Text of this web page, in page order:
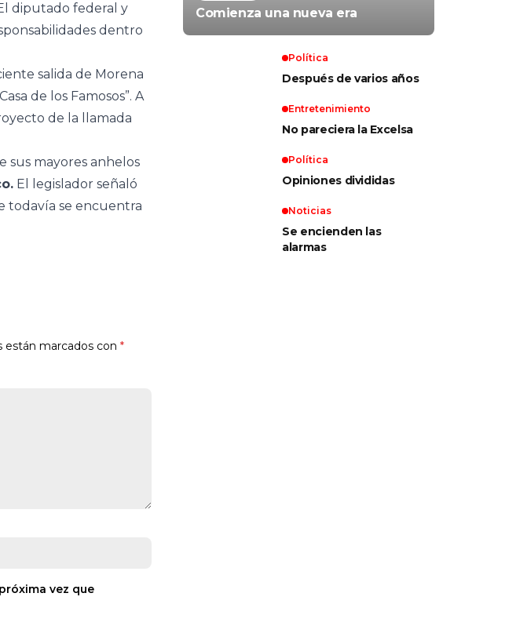
diputado federal y
dentro
salida de Morena
de los Famosos”. A
de la llamada
sus mayores anhelos
El legislador señaló
todavía se encuentra
están marcados con *
vez que
Comienza una nueva era
Política
Después de varios años
Entretenimiento
No pareciera la Excelsa
Política
Opiniones divididas
Noticias
Se encienden las
alarmas